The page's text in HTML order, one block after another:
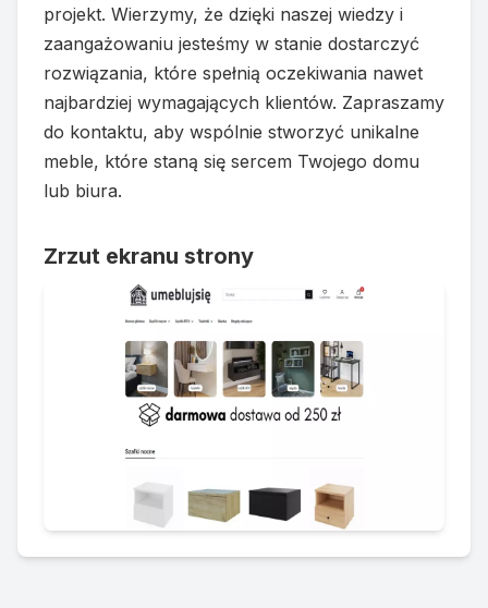
projekt. Wierzymy, że dzięki naszej wiedzy i
zaangażowaniu jesteśmy w stanie dostarczyć
rozwiązania, które spełnią oczekiwania nawet
najbardziej wymagających klientów. Zapraszamy
do kontaktu, aby wspólnie stworzyć unikalne
meble, które staną się sercem Twojego domu
lub biura.
Zrzut ekranu strony